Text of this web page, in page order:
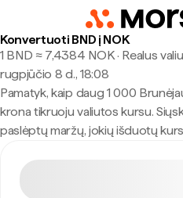
Konvertuoti BND į NOK
1 BND ≈ 7,4384 NOK · Realus
rugpjūčio 8 d., 18:08
Pamatyk, kaip daug 1 000
krona tikruoju valiutos kursu.
paslėptų maržų, jokių išduotų